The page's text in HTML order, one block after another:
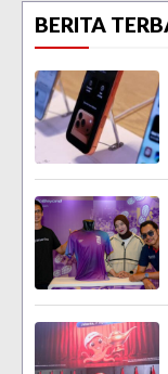
BERITA